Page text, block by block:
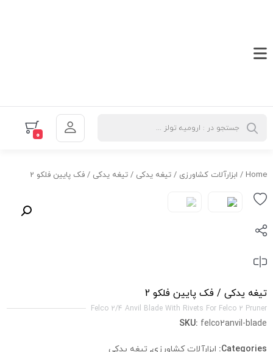
0
Home
/ ابزارآلات کشاورزی /تیغه یدکی / تیغه یدکی / فک پایین فلکو 2
تیغه یدکی / فک پایین فلکو 2
Felco 2/4 Anvil Blade With Rivets For Felco 2 Pruner
SKU: felco2anvil-blade
Categories: ابزارآلات کشاورزی,تیغه یدکی